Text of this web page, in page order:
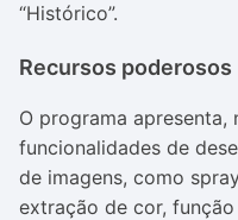
“Histórico”.
Recursos poderosos
O programa apresenta,
funcionalidades de
de imagens, como
extração de cor,